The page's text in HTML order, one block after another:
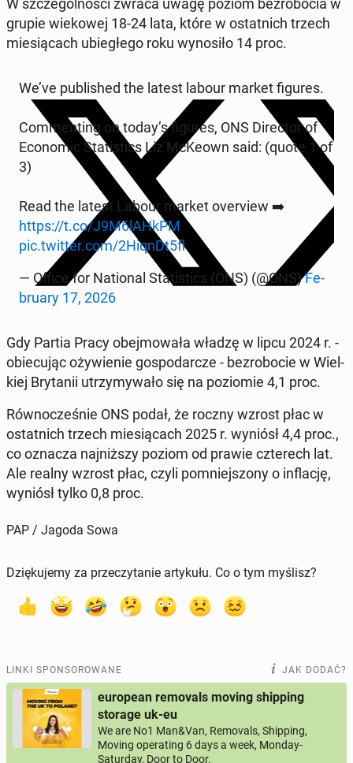
W szcze­gól­no­ści zwraca uwagę poziom bez­ro­bo­cia w
grupie wie­ko­wej 18-24 lata, które w ostat­nich trzech
mie­sią­cach ubie­głe­go roku wy­no­si­ło 14 proc.
We’ve pu­bli­shed the latest labour market figures.
Com­men­ting on today’s figures, ONS Di­rec­tor of
Eco­no­mic Sta­ti­stics Liz McKeown said: (quote 1 of
3)
Read the latest Labour market ove­rview ➡️
https://t.co/J9M6lAHkPM
pic.twitter.com/2HiqnDt5fl
— Office for Na­tio­nal Sta­ti­stics (ONS) (@ONS)Fe­
bru­ary 17, 2026
Gdy Partia Pracy obej­mo­wa­ła władzę w lipcu 2024 r. -
obie­cu­jąc oży­wie­nie go­spo­dar­cze - bez­ro­bo­cie w Wiel­
kiej Bry­ta­nii utrzy­my­wa­ło się na po­zio­mie 4,1 proc.
Rów­no­cze­śnie ONS podał, że roczny wzrost płac w
ostat­nich trzech mie­sią­cach 2025 r. wyniósł 4,4 proc.,
co oznacza naj­niż­szy poziom od prawie czte­rech lat.
Ale realny wzrost płac, czyli po­mniej­szo­ny o in­fla­cję,
wyniósł tylko 0,8 proc.
PAP / Jagoda Sowa
Dziękujemy za przeczytanie artykułu. Co o tym myślisz?
LINKI SPONSOROWANE JAK DODAĆ?
european removals moving shipping
storage uk-eu
We are No1 Man&Van, Removals, Shipping,
Moving operating 6 days a week, Monday-
Saturday, Door to Door.